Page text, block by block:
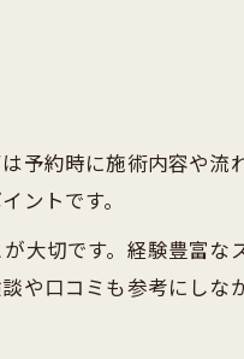
予約時に施術内容や流
ントです。
大切です。経験豊富な
や口コミも参考にしな